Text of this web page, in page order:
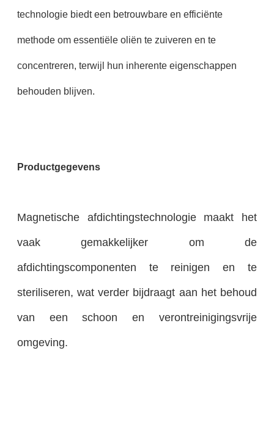
technologie biedt een betrouwbare en efficiënte
methode om essentiële oliën te zuiveren en te
concentreren, terwijl hun inherente eigenschappen
behouden blijven.
Productgegevens
Magnetische afdichtingstechnologie maakt het
vaak gemakkelijker om de
afdichtingscomponenten te reinigen en te
steriliseren, wat verder bijdraagt aan het behoud
van een schoon en verontreinigingsvrije
omgeving.